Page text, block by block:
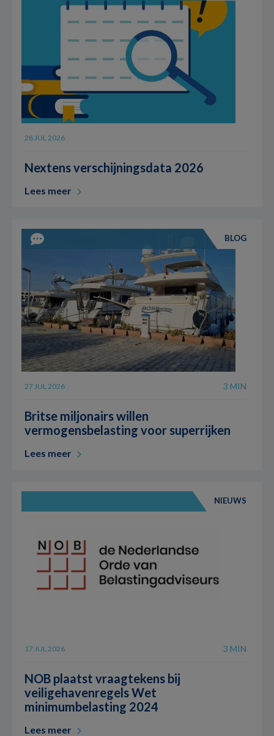
28 JUL 2026
Nextens verschijningsdata 2026
Lees meer
BLOG
27 JUL 2026 3 MIN
Britse miljonairs willen
vermogensbelasting voor superrijken
Lees meer
NIEUWS
17 JUL 2026 3 MIN
NOB plaatst vraagtekens bij
veiligehavenregels Wet
minimumbelasting 2024
Lees meer